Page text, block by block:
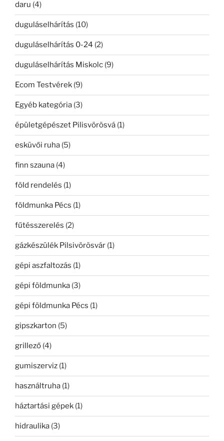
daru (4)
duguláselhárítás (10)
duguláselhárítás 0-24 (2)
duguláselhárítás Miskolc (9)
Ecom Testvérek (9)
Egyéb kategória (3)
épületgépészet Pilisvörösvá (1)
esküvői ruha (5)
finn szauna (4)
föld rendelés (1)
földmunka Pécs (1)
fűtésszerelés (2)
gázkészülék Pilsivörösvár (1)
gépi aszfaltozás (1)
gépi földmunka (3)
gépi földmunka Pécs (1)
gipszkarton (5)
grillező (4)
gumiszerviz (1)
használtruha (1)
háztartási gépek (1)
hidraulika (3)